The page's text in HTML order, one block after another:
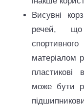
Висувні
речей,
матеріалом
пластикові
може бути